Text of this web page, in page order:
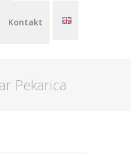
Kontakt
Pekarica